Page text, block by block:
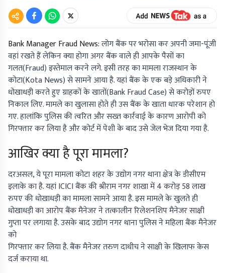
Bank Manager Fraud News:लोग बैंक पर भरोसा कर अपनी जमा-पूंजी
वहां रखते हैं लेकिन क्या होगा अगर बैंक वाले ही आपके पैसों का
गलत(Fraud) इस्तेमाल करने लगे. इसी तरह का मामला राजस्थान के
कोटा(Kota News) से सामने आया है. यहां बैंक के एक बड़े अधिकारी ने
धोखाधड़ी करते हुए ग्राहकों के खातों(Bank Fraud Case) से करोड़ों रुपए
निकाल लिए. मामले का खुलासा होते ही उस बैंक के खाता धारक परेशान हो
गए. हालांकि पुलिस की त्वरित और सख्त कार्रवाई के कारण आरोपी को
गिरफ्तार कर लिया है और कोर्ट में पेशी के बाद उसे जेल भेज दिया गया है.
आखिर क्या है पूरा मामला?
दरअसल, ये पूरा मामला कोटा शहर के उद्योग नगर थाना क्षेत्र के डीसीएम
इलाके का है. यहां ICICI बैंक की श्रीराम नगर शाखा में 4 करोड़ 58 लाख
रुपए की धोखाधड़ी का मामला सामने आया है. इस मामले के खुलते ही
धोखाधड़ी का आरोप बैंक मैनेजर ने तत्कालीन रिलेशनशिप मैनेजर साक्षी
गुप्ता पर लगाया है. उसके बाद उद्योग नगर थाना पुलिस ने महिला बैंक मैनेजर
को
गिरफ्तार कर लिया है. बैंक मैनेजर तरुण दाधीच ने साक्षी के खिलाफ केस
दर्ज कराया था.